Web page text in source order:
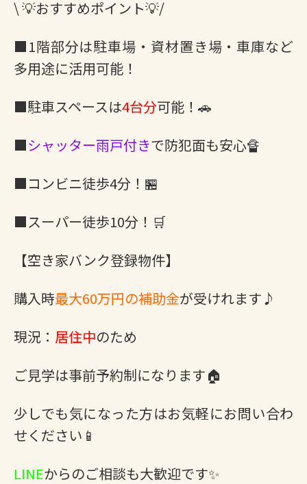
\ 💡おすすめポイント💡/
■1階部分は駐車場・資材置き場・車庫など
多用途に活用可能！
■駐車スペースは4台分可能！🚗
■シャッター雨戸付きで防犯面も安心🔏
■コンビニ徒歩4分！🏪
■スーパー徒歩10分！🛒
【空き家バンク登録物件】
購入時最大60万円の補助金が受けれます♪
現況： 居住中のため
ご見学は事前予約制になります🏠
少しでも気になった方はお気軽にお問い合わ
せください📱
LINEからのご相談も大歓迎です✨